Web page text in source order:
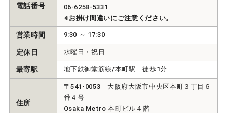
電話番号
06-6258-5331
※お掛け間違いにご注意ください。
営業時間 9:30 ～ 17:30
定休日 水曜日・祝日
最寄駅 地下鉄御堂筋線/本町駅 徒歩1分
住所
〒541-0053 大阪府大阪市中央区本町３丁目６
番４号
Osaka Metro 本町ビル４階